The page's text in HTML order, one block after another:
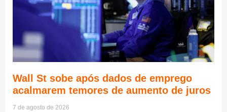
Wall St sobe após dados de emprego
acalmarem temores de aumento de juros
7 de agosto de 2026